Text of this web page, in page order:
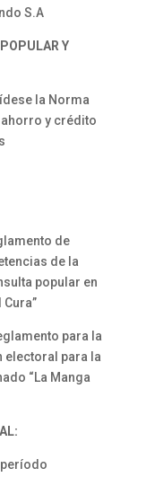
S.A
Y
la Norma
y crédito
de
de la
popular en
para la
electoral para la
“La Manga
período